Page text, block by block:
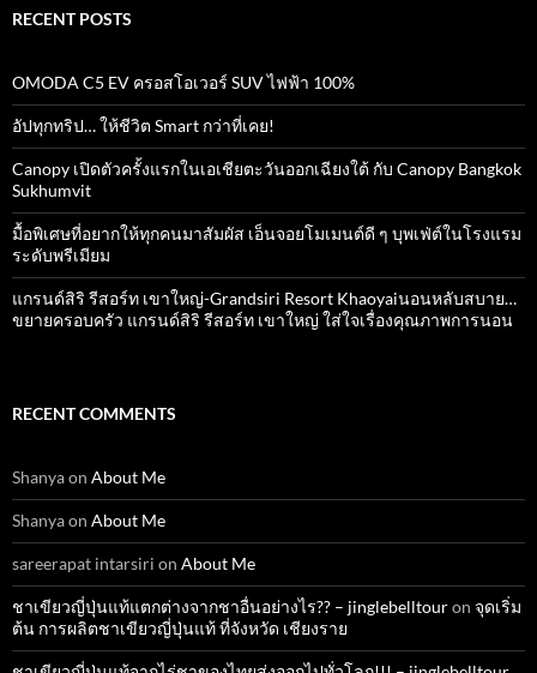
RECENT POSTS
OMODA C5 EV ครอสโอเวอร์ SUV ไฟฟ้า 100%
อัปทุกทริป… ให้ชีวิต Smart กว่าที่เคย!
Canopy เปิดตัวครั้งแรกในเอเชียตะวันออกเฉียงใต้ กับ Canopy Bangkok
Sukhumvit
มื้อพิเศษที่อยากให้ทุกคนมาสัมผัส เอ็นจอยโมเมนต์ดี ๆ บุพเฟ่ต์ในโรงแรม
ระดับพรีเมียม
แกรนด์สิริ​ รีสอร์ท​ เขาใหญ่​-Grandsiri​ Resort​ Khaoyaiนอนหลับสบาย…
ขยายครอบครัว แกรนด์สิริ รีสอร์ท เขาใหญ่ ใส่ใจเรื่องคุณภาพการนอน
RECENT COMMENTS
Shanyaon About Me
Shanyaon About Me
sareerapat intarsiri on About Me
ชาเขียวญี่ปุ่นแท้แตกต่างจากชาอื่นอย่างไร?? – jinglebelltouron จุดเริ่ม
ต้น การผลิตชาเขียวญี่ปุ่นแท้ ที่จังหวัด เชียงราย